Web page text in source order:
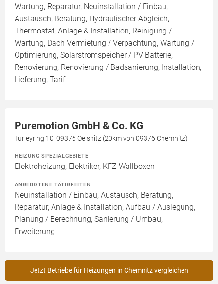
Wartung, Reparatur, Neuinstallation / Einbau,
Austausch, Beratung, Hydraulischer Abgleich,
Thermostat, Anlage & Installation, Reinigung /
Wartung, Dach Vermietung / Verpachtung, Wartung /
Optimierung, Solarstromspeicher / PV Batterie,
Renovierung, Renovierung / Badsanierung, Installation,
Lieferung, Tarif
Puremotion GmbH & Co. KG
Turleyring 10, 09376 Oelsnitz (20km von 09376 Chemnitz)
HEIZUNG SPEZIALGEBIETE
Elektroheizung, Elektriker, KFZ Wallboxen
ANGEBOTENE TÄTIGKEITEN
Neuinstallation / Einbau, Austausch, Beratung,
Reparatur, Anlage & Installation, Aufbau / Auslegung,
Planung / Berechnung, Sanierung / Umbau,
Erweiterung
Jetzt Betriebe für Heizungen in Chemnitz vergleichen